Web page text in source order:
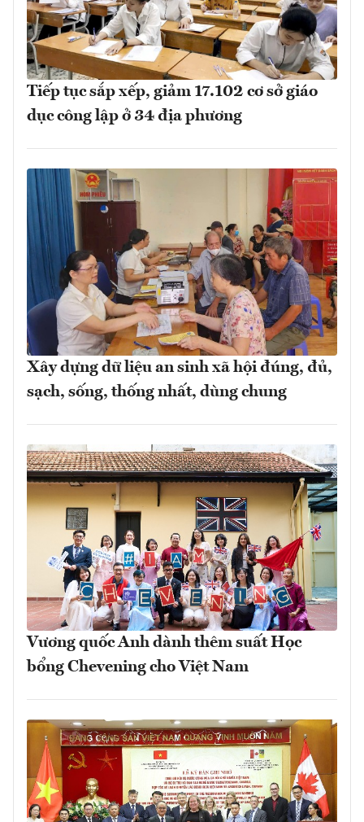
Tiếp tục sắp xếp, giảm 17.102 cơ sở giáo
dục công lập ở 34 địa phương
Xây dựng dữ liệu an sinh xã hội đúng, đủ,
sạch, sống, thống nhất, dùng chung
Vương quốc Anh dành thêm suất Học
bổng Chevening cho Việt Nam